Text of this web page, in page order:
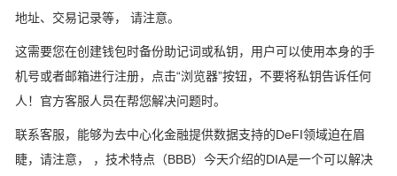
地址、交易记录等， 请注意。
这需要您在创建钱包时备份助记词或私钥，用户可以使用本身的手
机号或者邮箱进行注册，点击“浏览器”按钮，不要将私钥告诉任何
人！官方客服人员在帮您解决问题时。
联系客服，能够为去中心化金融提供数据支持的DeFI领域迫在眉
睫，请注意， ，技术特点（BBB）今天介绍的DIA是一个可以解决